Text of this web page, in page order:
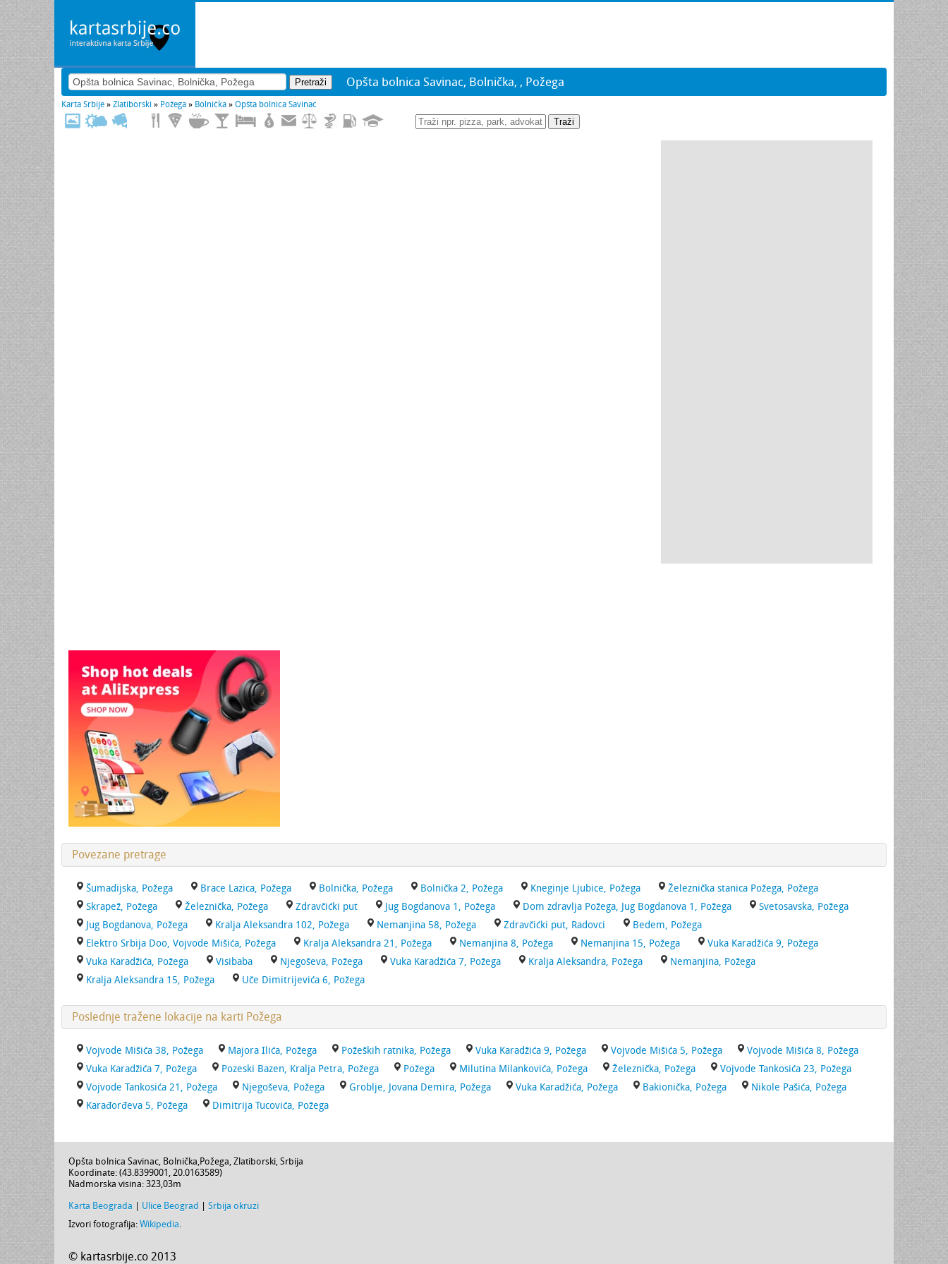
Opšta bolnica Savinac, Bolnička, , Požega
Karta Srbije » Zlatiborski » Požega » Bolnička » Opšta bolnica Savinac
Traži
Povezane pretrage
Šumadijska, Požega Brace Lazica, Požega Bolnička, Požega Bolnička 2, Požega Kneginje Ljubice, Požega
Železnička stanica Požega, Požega
Skrapež, Požega
Železnička, Požega Zdravčićki put Jug Bogdanova 1, Požega Dom zdravlja Požega, Jug Bogdanova 1, Požega
Svetosavska, Požega
Jug Bogdanova, Požega
Kralja Aleksandra 102, Požega Nemanjina 58, Požega Zdravčićki put, Radovci
Bedem, Požega
Elektro Srbija Doo, Vojvode Mišića, Požega
Kralja Aleksandra 21, Požega Nemanjina 8, Požega Nemanjina 15, Požega
Vuka Karadžića 9, Požega
Vuka Karadžića, Požega
Visibaba Njegoševa, Požega Vuka Karadžića 7, Požega Kralja Aleksandra, Požega
Nemanjina, Požega
Kralja Aleksandra 15, Požega
Uče Dimitrijevića 6, Požega
Poslednje tražene lokacije na karti Požega
Vojvode Mišića 38, Požega Majora Ilića, Požega Požeških ratnika, Požega Vuka Karadžića 9, Požega Vojvode Mišića 5, Požega
Vojvode Mišića 8, Požega
Vuka Karadžića 7, Požega
Pozeski Bazen, Kralja Petra, Požega Požega Milutina Milankovića, Požega Železnička, Požega
Vojvode Tankosića 23, Požega
Vojvode Tankosića 21, Požega
Njegoševa, Požega Groblje, Jovana Demira, Požega Vuka Karadžića, Požega Bakionička, Požega
Nikole Pašića, Požega
Karađorđeva 5, Požega
Dimitrija Tucovića, Požega
Opšta bolnica Savinac, Bolnička,Požega, Zlatiborski, Srbija
Koordinate: (43.8399001 , 20.0163589)
Nadmorska visina: 323,03m
Karta Beograda Ulice Beograd
Srbija okruzi
Izvori fotografija: Wikipedia.
© kartasrbije.co 2013